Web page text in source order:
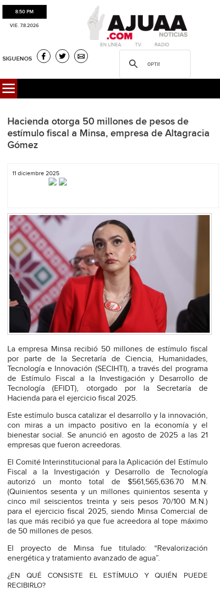
8:50 PM
VIE. 7.8.2026
·EN LÍNEA. ·T.V. ·RADIO
SIGUENOS
Hacienda otorga 50 millones de pesos de
estímulo fiscal a Minsa, empresa de Altagracia
Gómez
11 diciembre 2025
La empresa Minsa recibió 50 millones de estímulo fiscal
por parte de la Secretaría de Ciencia, Humanidades,
Tecnología e Innovación (SECIHTI), a través del programa
de Estímulo Fiscal a la Investigación y Desarrollo de
Tecnología (EFIDT), otorgado por la Secretaría de
Hacienda para el ejercicio fiscal 2025.
Este estímulo busca catalizar el desarrollo y la innovación,
con miras a un impacto positivo en la economía y el
bienestar social. Se anunció en agosto de 2025 a las 21
empresas que fueron acreedoras.
El Comité Interinstitucional para la Aplicación del Estímulo
Fiscal a la Investigación y Desarrollo de Tecnología
autorizó un monto total de $561,565,636.70 M.N.
(Quinientos sesenta y un millones quinientos sesenta y
cinco mil seiscientos treinta y seis pesos 70/100 M.N.)
para el ejercicio fiscal 2025, siendo Minsa Comercial de
las que más recibió ya que fue acreedora al tope máximo
de 50 millones de pesos.
El proyecto de Minsa fue titulado: “Revalorización
energética y tratamiento avanzado de agua”.
¿EN QUÉ CONSISTE EL ESTÍMULO Y QUIÉN PUEDE
RECIBIRLO?